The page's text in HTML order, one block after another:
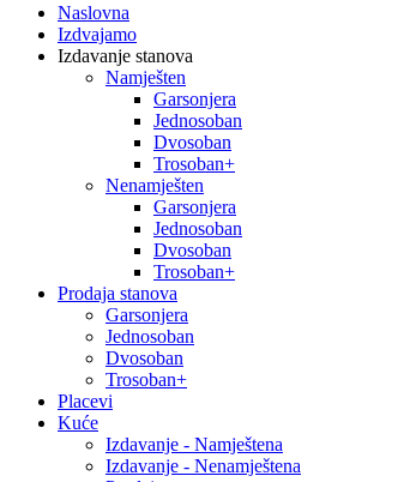
Naslovna
Izdvajamo
Izdavanje stanova
Namješten
Garsonjera
Jednosoban
Dvosoban
Trosoban+
Nenamješten
Garsonjera
Jednosoban
Dvosoban
Trosoban+
Prodaja stanova
Garsonjera
Jednosoban
Dvosoban
Trosoban+
Placevi
Kuće
Izdavanje - Namještena
Izdavanje - Nenamještena